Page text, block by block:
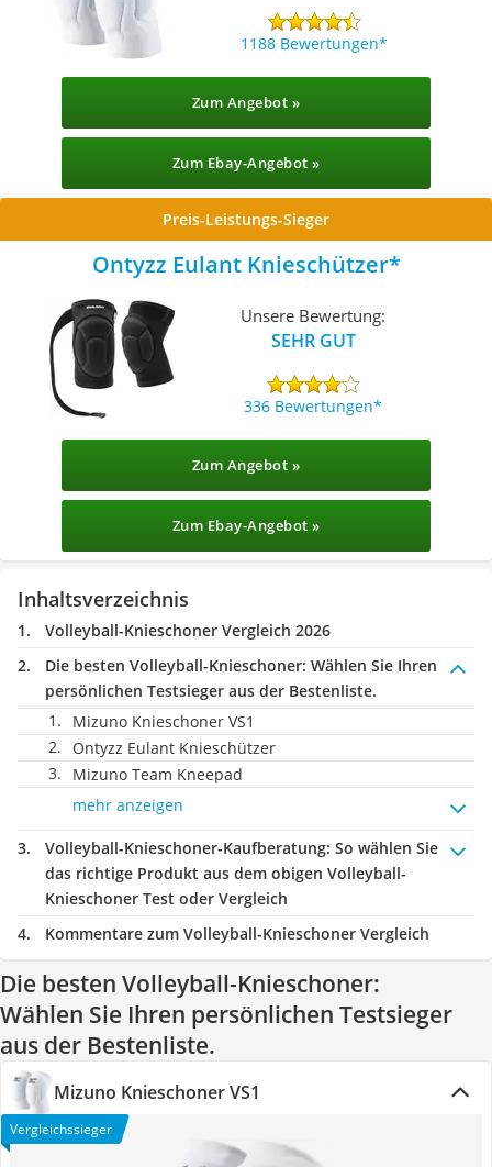
1188 Bewertungen
Zum Angebot »
Zum Ebay-Angebot »
Preis-Leistungs-Sieger
Ontyzz Eulant Knieschützer
Unsere Bewertung:
SEHR GUT
336 Bewertungen
Zum Angebot »
Zum Ebay-Angebot »
Inhaltsverzeichnis
Volleyball-Knieschoner Vergleich 2026
Die besten Volleyball-Knieschoner: Wählen Sie Ihren
persönlichen Testsieger aus der Bestenliste.
Mizuno Knieschoner VS1
Ontyzz Eulant Knieschützer
Mizuno Team Kneepad
mehr anzeigen
Volleyball-Knieschoner-Kaufberatung: So wählen Sie
das richtige Produkt aus dem obigen Volleyball-
Knieschoner Test oder Vergleich
Kommentare zum Volleyball-Knieschoner Vergleich
Die besten Volleyball-Knieschoner:
Wählen Sie Ihren persönlichen Testsieger
aus der Bestenliste.
Mizuno Knieschoner VS1
Vergleichssieger